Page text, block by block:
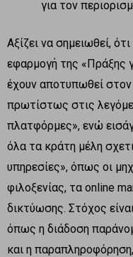
για τον
Αξίζει να σημειωθεί,
εφαρμογή της «Πράξης
έχουν αποτυπωθεί
πρωτίστως στις
πλατφόρμες», ενώ
όλα τα κράτη μέλη
υπηρεσίες», όπως οι
φιλοξενίας, τα online
δικτύωσης. Στόχος
όπως η διάδοση
και η